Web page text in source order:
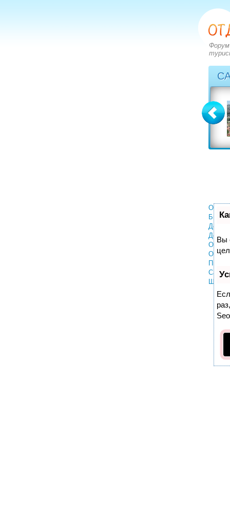
вопросов: 1402
ответов: 1590
Отели
Деньги
Общие
Отдых
Пмж
Вы